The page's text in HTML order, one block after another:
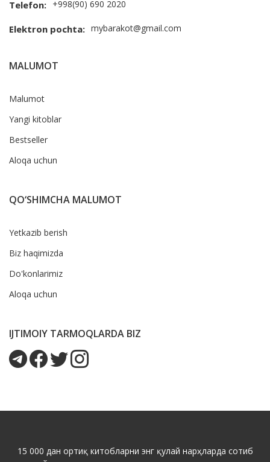
Telefon: +998(90) 690 2020
Elektron pochta: mybarakot@gmail.com
MALUMOT
Malumot
Yangi kitoblar
Bestseller
Aloqa uchun
QO‘SHIMCHA MALUMOT
Yetkazib berish
Biz haqimizda
Do'konlarimiz
Aloqa uchun
IJTIMOIY TARMOQLARDA BIZ
15 000 дан ортиқ китобларни энг қулай нарҳларда сотиб